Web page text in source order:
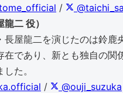
/
二 役）
長屋龍二を演じたのは鈴
在であり、新とも独自の
た。
/
@ouji_suzuka